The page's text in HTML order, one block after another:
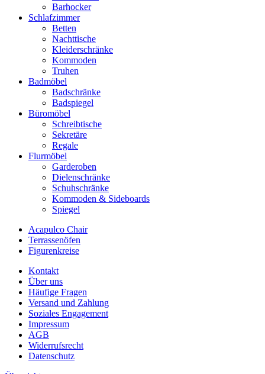
Barhocker
Schlafzimmer
Betten
Nachttische
Kleiderschränke
Kommoden
Truhen
Badmöbel
Badschränke
Badspiegel
Büromöbel
Schreibtische
Sekretäre
Regale
Flurmöbel
Garderoben
Dielenschränke
Schuhschränke
Kommoden & Sideboards
Spiegel
Acapulco Chair
Terrassenöfen
Figurenkreise
Kontakt
Über uns
Häufige Fragen
Versand und Zahlung
Soziales Engagement
Impressum
AGB
Widerrufsrecht
Datenschutz